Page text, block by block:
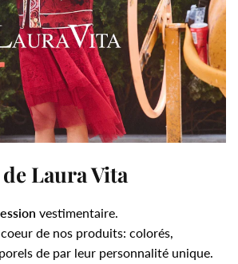
Laura Vita
vestimentaire.
de nos produits: colorés,
de par leur personnalité unique.